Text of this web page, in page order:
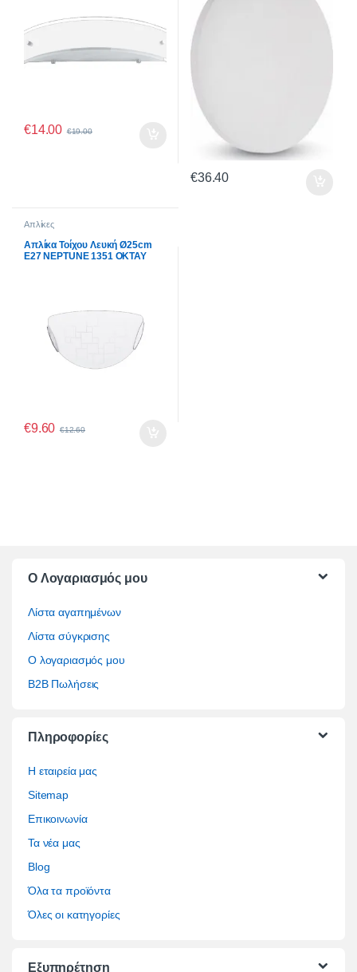
€14.00 €19.00
€36.40
Απλίκες
Απλίκα Τοίχου Λευκή Ø25cm
E27 NEPTUNE 1351 OKTAY
€9.60 €12.60
O Λογαριασμός μου
Λίστα αγαπημένων
Λίστα σύγκρισης
Ο λογαριασμός μου
B2B Πωλήσεις
Πληροφορίες
Η εταιρεία μας
Sitemap
Επικοινωνία
Τα νέα μας
Blog
Όλα τα προϊόντα
Όλες οι κατηγορίες
Εξυπηρέτηση